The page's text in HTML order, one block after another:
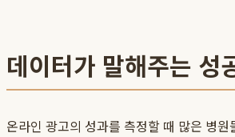
데이터가 말해주는 성
온라인 광고의 성과를 측정할 때 많은 병